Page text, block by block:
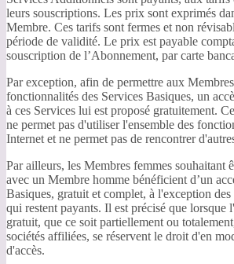
leurs souscriptions. Les prix sont exprimés
Membre. Ces tarifs sont fermes et non
période de validité. Le prix est payable
souscription de l’Abonnement, par carte
Par exception, afin de permettre aux
fonctionnalités des Services Basiques, un
à ces Services lui est proposé gratuitement.
ne permet pas d'utiliser l'ensemble des
Internet et ne permet pas de rencontrer
Par ailleurs, les Membres femmes souhaitant
avec un Membre homme bénéficient d’un
Basiques, gratuit et complet, à l'exception
qui restent payants. Il est précisé que lorsque
gratuit, que ce soit partiellement ou
sociétés affiliées, se réservent le droit d'en
d'accès.